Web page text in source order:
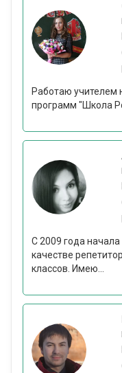
Работаю учителем
программ "Школа
С 2009 года
качестве
классов. Имею...